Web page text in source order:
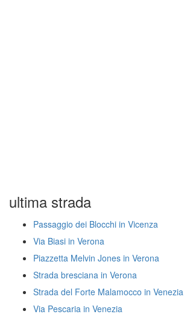
ultima strada
Passaggio dei Blocchi in Vicenza
Via Biasi in Verona
Piazzetta Melvin Jones in Verona
Strada bresciana in Verona
Strada del Forte Malamocco in Venezia
Via Pescaria in Venezia